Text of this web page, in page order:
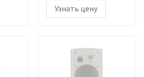
Узнать цену